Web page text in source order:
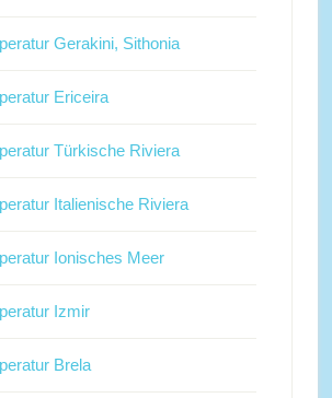
Gerakini, Sithonia
Ericeira
Türkische Riviera
Italienische Riviera
Ionisches Meer
Izmir
Brela